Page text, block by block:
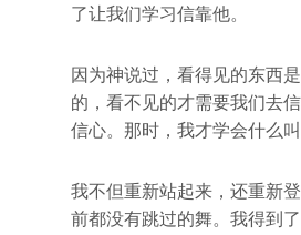
了让我们学习信靠他。
因为神说过，看得见的东西
的，看不见的才需要我们去
信心。那时，我才学会什么叫
我不但重新站起来，还重新
前都没有跳过的舞。我得到